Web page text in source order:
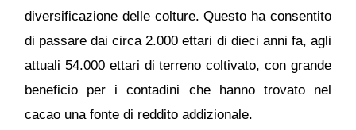
diversificazione delle colture. Questo ha consentito
di passare dai circa 2.000 ettari di dieci anni fa, agli
attuali 54.000 ettari di terreno coltivato, con grande
beneficio per i contadini che hanno trovato nel
cacao una fonte di reddito addizionale.